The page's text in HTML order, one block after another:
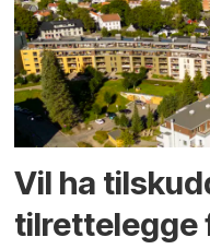
Vil ha
tilrettelegge